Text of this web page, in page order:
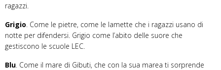
ragazzi.
Grigio. Come le pietre, come le lamette che i ragazzi usano di
notte per difendersi. Grigio come l’abito delle suore che
gestiscono le scuole LEC.
Blu. Come il mare di Gibuti, che con la sua marea ti sorprende